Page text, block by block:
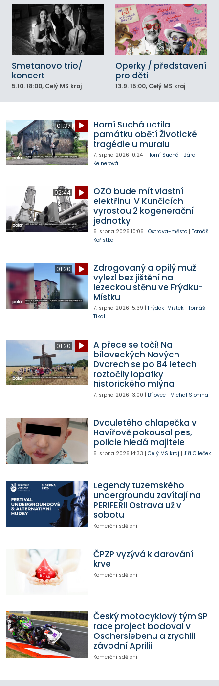
Smetanovo trio/
koncert
5.10. 18:00, Celý MS kraj
Operky / představení
pro děti
13.9. 15:00, Celý MS kraj
01:37
Horní Suchá uctila
památku obětí Životické
tragédie u muralu
7. srpna 2026 10:24| Horní Suchá | Bára
Kelnerová
02:44
OZO bude mít vlastní
elektřinu. V Kunčicích
vyrostou 2 kogenerační
jednotky
6. srpna 2026 10:06 | Ostrava-město| Tomáš
Kořistka
01:20
Zdrogovaný a opilý muž
vylezl bez jištění na
lezeckou stěnu ve Frýdku-
Místku
7. srpna 2026 15:39 | Frýdek-Místek| Tomáš
Tikal
01:20
A přece se točí! Na
bíloveckých Nových
Dvorech se po 84 letech
roztočily lopatky
historického mlýna
7. srpna 2026 13:00 | Bílovec| Michal Slonina
Dvouletého chlapečka v
Havířově pokousal pes,
policie hledá majitele
6. srpna 2026 14:33 | Celý MS kraj | Jiří Cileček
Legendy tuzemského
undergroundu zavítají na
PERIFERII Ostrava už v
sobotu
Komerční sdělení
ČPZP vyzývá k darování
krve
Komerční sdělení
Český motocyklový tým SP
race project bodoval v
Oscherslebenu a zrychlil
závodní Aprilii
Komerční sdělení